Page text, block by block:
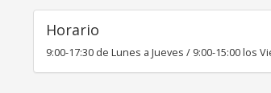
Horario
9:00-17:30 de Lunes a Jueves / 9:00-15:00 los